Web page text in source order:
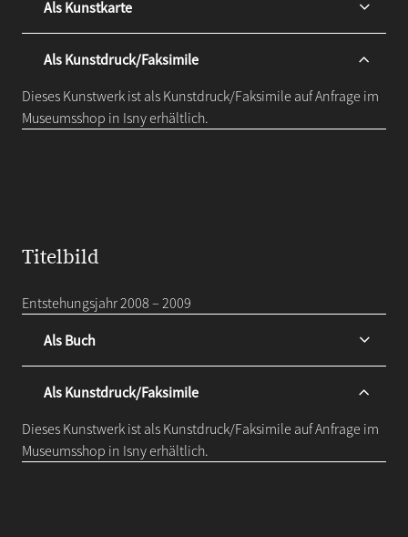
Als Kunstkarte
Als Kunstdruck/Faksimile
Dieses Kunstwerk ist als Kunstdruck/Faksimile auf Anfrage im
Museumsshop in Isny erhältlich.
Titelbild
Entstehungsjahr 2008 – 2009
Als Buch
Als Kunstdruck/Faksimile
Dieses Kunstwerk ist als Kunstdruck/Faksimile auf Anfrage im
Museumsshop in Isny erhältlich.